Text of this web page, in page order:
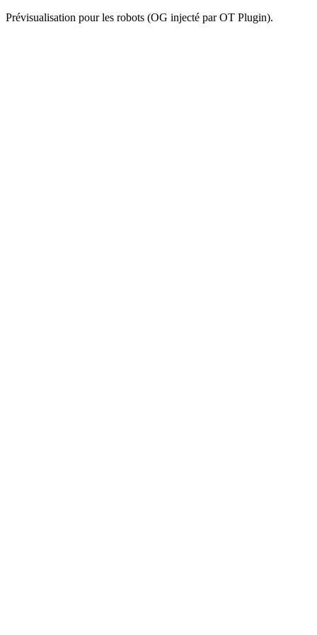
Prévisualisation pour les robots (OG injecté par OT Plugin).